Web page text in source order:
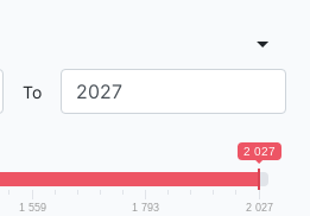
To
2 027
1 559 1 793 2 027